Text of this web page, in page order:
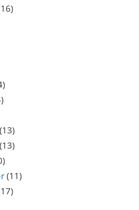
(13)
(13)
(11)